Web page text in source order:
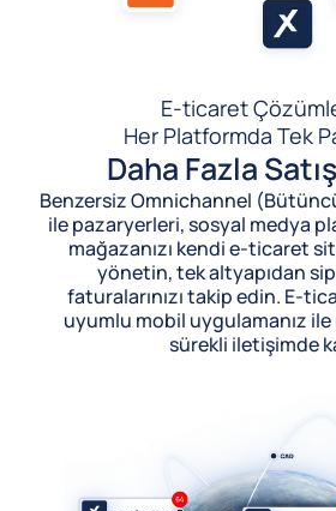
E-ticaret
Her Platformda Tek
Daha Fazla
Benzersiz Omnichannel
ile pazaryerleri, sosyal medya
mağazanızı kendi e-ticaret
yönetin, tek altyapıdan
faturalarınızı takip edin. E-
uyumlu mobil uygulamanız
sürekli iletişimde